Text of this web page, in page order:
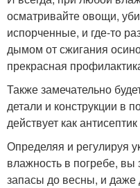
осматривайте овощи,
испорченные, и где-то
дымом от сжигания
прекрасная
Также замечательно
детали и конструкции в
действует как
Определяя и регулируя
влажность в погребе,
запасы до весны, и даже